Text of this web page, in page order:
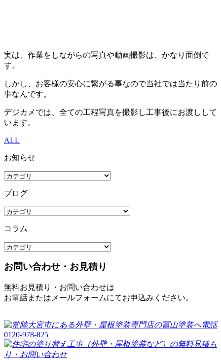
実は、作業をしながらの写真や動画撮影は、かなり面倒で
す。
しかし、お客様の安心に繋がる事なので当社では当たり前の
事なんです。
デジカメでは、全ての工程写真を撮影し工事後にお渡しして
います。
ALL
お知らせ
ブログ
コラム
お問い合わせ・お見積り
無料お見積り・お問い合わせは
お電話またはメールフォームにてお申込みください。
0120-978-825